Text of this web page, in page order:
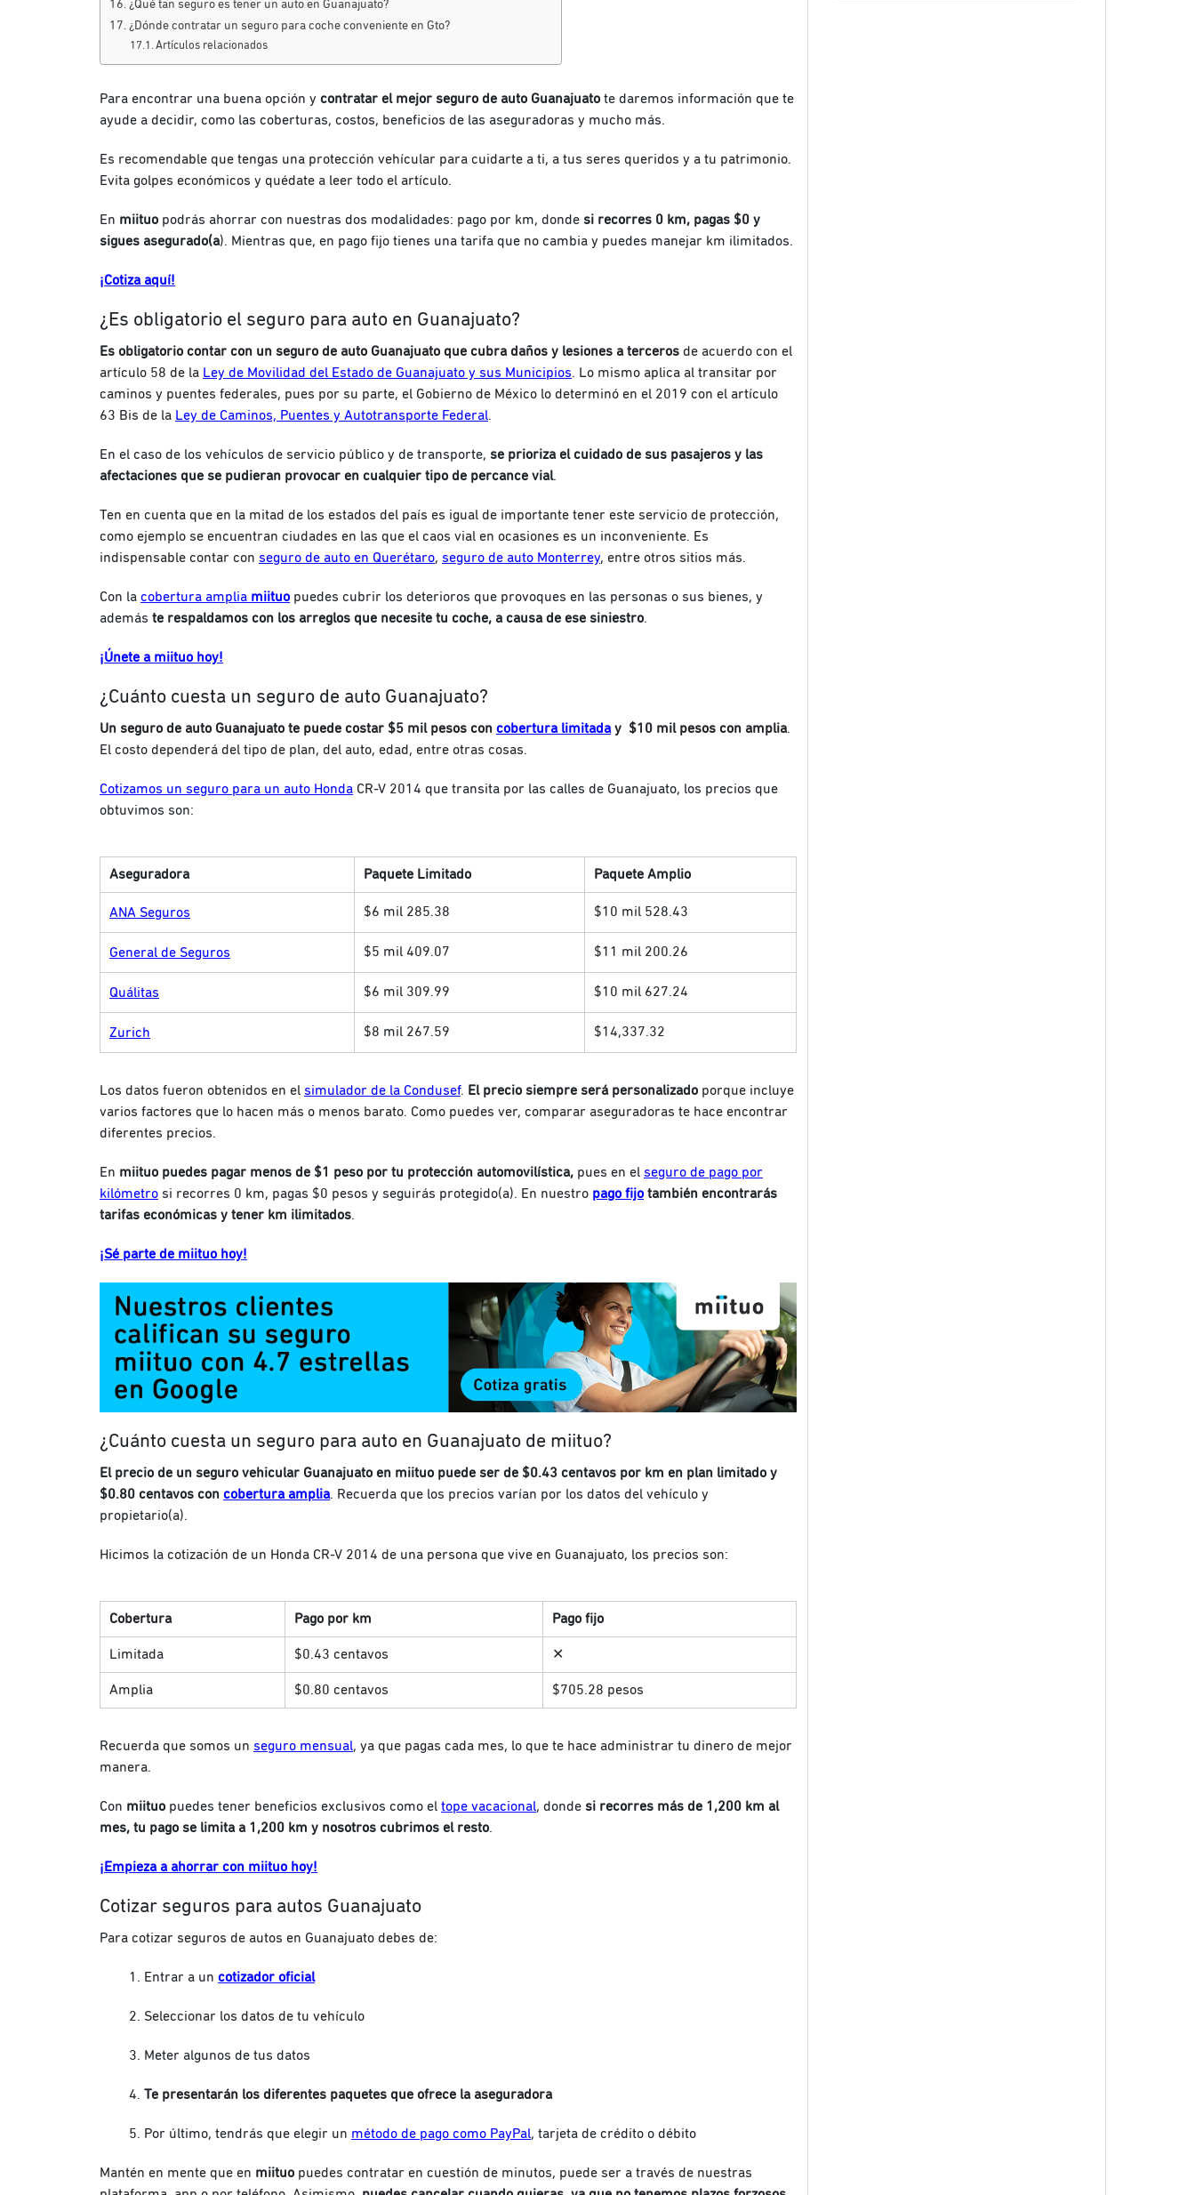
¿Qué tan seguro es tener un auto en Guanajuato?
¿Dónde contratar un seguro para coche conveniente en Gto?
Artículos relacionados
Para encontrar una buena opción y contratar el mejor seguro de auto Guanajuato te daremos información que te
ayude a decidir, como las coberturas, costos, beneficios de las aseguradoras y mucho más.
Es recomendable que tengas una protección vehícular para cuidarte a ti, a tus seres queridos y a tu patrimonio.
Evita golpes económicos y quédate a leer todo el artículo.
En miituo podrás ahorrar con nuestras dos modalidades: pago por km, donde si recorres 0 km, pagas $0 y
sigues asegurado(a). Mientras que, en pago fijo tienes una tarifa que no cambia y puedes manejar km ilimitados.
¡Cotiza aquí!
¿Es obligatorio el seguro para auto en Guanajuato?
Es obligatorio contar con un seguro de auto Guanajuato que cubra daños y lesiones a terceros de acuerdo con el
artículo 58 de la Ley de Movilidad del Estado de Guanajuato y sus Municipios. Lo mismo aplica al transitar por
caminos y puentes federales, pues por su parte, el Gobierno de México lo determinó en el 2019 con el artículo
63 Bis de la Ley de Caminos, Puentes y Autotransporte Federal.
En el caso de los vehículos de servicio público y de transporte, se prioriza el cuidado de sus pasajeros y las
afectaciones que se pudieran provocar en cualquier tipo de percance vial.
Ten en cuenta que en la mitad de los estados del país es igual de importante tener este servicio de protección,
como ejemplo se encuentran ciudades en las que el caos vial en ocasiones es un inconveniente. Es
indispensable contar con seguro de auto en Querétaro, seguro de auto Monterrey, entre otros sitios más.
Con la cobertura amplia miituo puedes cubrir los deterioros que provoques en las personas o sus bienes, y
además te respaldamos con los arreglos que necesite tu coche, a causa de ese siniestro.
¡Únete a miituo hoy!
¿Cuánto cuesta un seguro de auto Guanajuato?
Un seguro de auto Guanajuato te puede costar $5 mil pesos con cobertura limitada y $10 mil pesos con amplia.
El costo dependerá del tipo de plan, del auto, edad, entre otras cosas.
Cotizamos un seguro para un auto Honda CR-V 2014 que transita por las calles de Guanajuato, los precios que
obtuvimos son:
Aseguradora Paquete Limitado Paquete Amplio
ANA Seguros $6 mil 285.38 $10 mil 528.43
General de Seguros $5 mil 409.07 $11 mil 200.26
Quálitas $6 mil 309.99 $10 mil 627.24
Zurich $8 mil 267.59 $14,337.32
Los datos fueron obtenidos en el simulador de la Condusef. El precio siempre será personalizado porque incluye
varios factores que lo hacen más o menos barato. Como puedes ver, comparar aseguradoras te hace encontrar
diferentes precios.
En miituo puedes pagar menos de $1 peso por tu protección automovilística, pues en el seguro de pago por
kilómetro si recorres 0 km, pagas $0 pesos y seguirás protegido(a). En nuestro pago fijo también encontrarás
tarifas económicas y tener km ilimitados.
¡Sé parte de miituo hoy!
¿Cuánto cuesta un seguro para auto en Guanajuato de miituo?
El precio de un seguro vehicular Guanajuato en miituo puede ser de $0.43 centavos por km en plan limitado y
$0.80 centavos con cobertura amplia. Recuerda que los precios varían por los datos del vehículo y
propietario(a).
Hicimos la cotización de un Honda CR-V 2014 de una persona que vive en Guanajuato, los precios son:
Cobertura Pago por km Pago fijo
Limitada $0.43 centavos ✕
Amplia $0.80 centavos $705.28 pesos
Recuerda que somos un seguro mensual, ya que pagas cada mes, lo que te hace administrar tu dinero de mejor
manera.
Con miituo puedes tener beneficios exclusivos como el tope vacacional, donde si recorres más de 1,200 km al
mes, tu pago se limita a 1,200 km y nosotros cubrimos el resto.
¡Empieza a ahorrar con miituo hoy!
Cotizar seguros para autos Guanajuato
Para cotizar seguros de autos en Guanajuato debes de:
Entrar a un cotizador oficial
Seleccionar los datos de tu vehículo
Meter algunos de tus datos
Te presentarán los diferentes paquetes que ofrece la aseguradora
Por último, tendrás que elegir un método de pago como PayPal, tarjeta de crédito o débito
Mantén en mente que en miituo puedes contratar en cuestión de minutos, puede ser a través de nuestras